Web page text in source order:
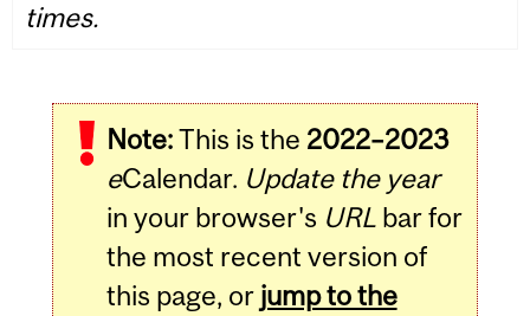
times.
Note:This is the 2022–2023
eCalendar. Update the year
in your browser's URLbar for
the most recent version of
this page, or jump to the